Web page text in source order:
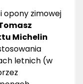
opony zimowej
Michelin
letnich (w